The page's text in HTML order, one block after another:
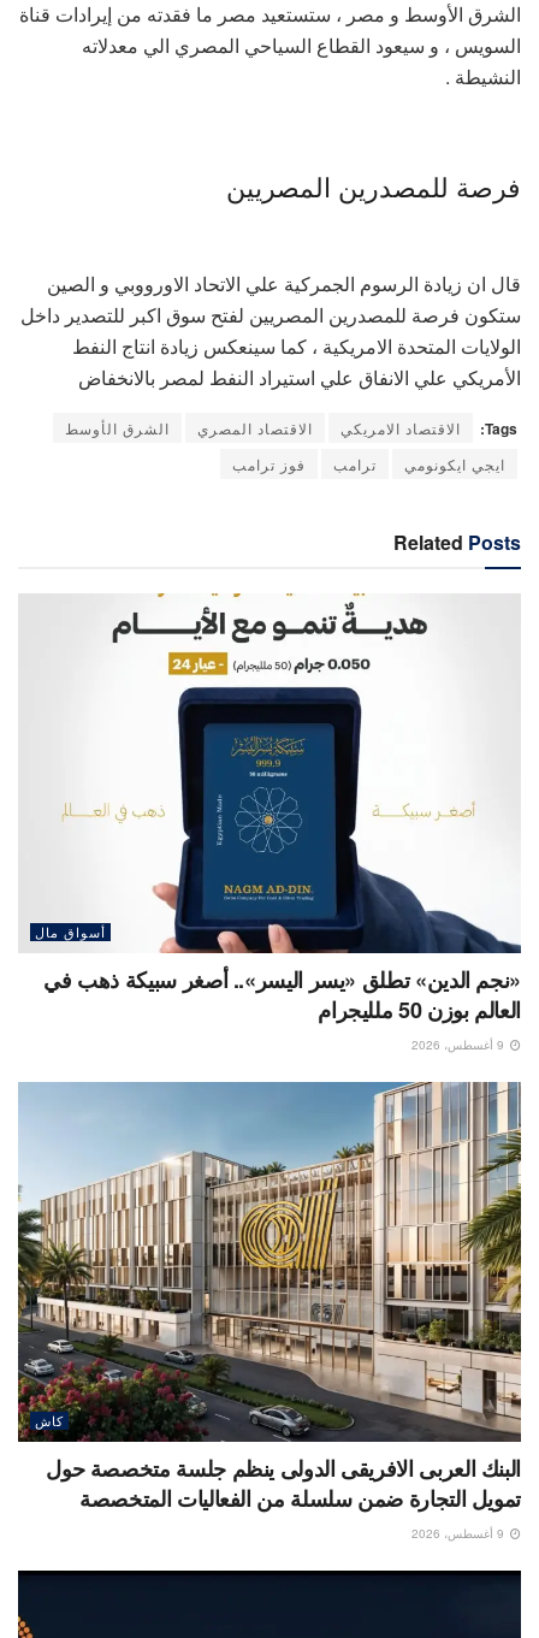
الشرق الأوسط و مصر ، ستستعيد مصر ما فقدته من إيرادات قناة
السويس ، و سيعود القطاع السياحي المصري الي معدلاته
النشيطة .
فرصة للمصدرين المصريين
قال ان زيادة الرسوم الجمركية علي الاتحاد الاورووبي و الصين
ستكون فرصة للمصدرين المصريين لفتح سوق اكبر للتصدير داخل
الولايات المتحدة الامريكية ، كما سينعكس زيادة انتاج النفط
الأمريكي علي الانفاق علي استيراد النفط لمصر بالانخفاض
Tags: الاقتصاد الامريكي الاقتصاد المصري
الشرق الأوسط
ايجي ايكونومي
ترامب فوز ترامب
Related Posts
أسواق مال
«نجم الدين» تطلق «يسر اليسر».. أصغر سبيكة ذهب في
العالم بوزن 50 ملليجرام
كاش
البنك العربى الافريقى الدولى ينظم جلسة متخصصة حول
تمويل التجارة ضمن سلسلة من الفعاليات المتخصصة